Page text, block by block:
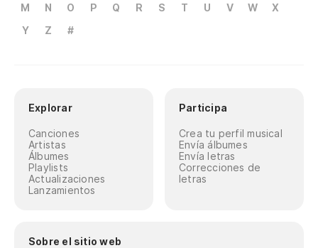
M
N O P Q R S T U V W
X
Y
Z #
Explorar
Canciones
Artistas
Álbumes
Playlists
Actualizaciones
Lanzamientos
Participa
Crea tu perfil musical
Envía álbumes
Envía letras
Correcciones de
letras
Sobre el sitio web